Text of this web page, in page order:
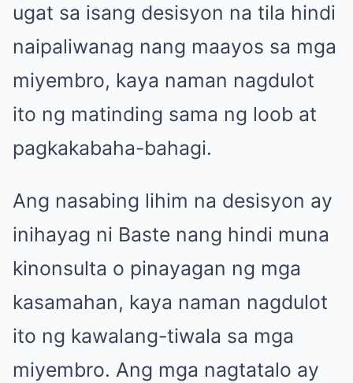
ugat sa isang desisyon na tila hindi
naipaliwanag nang maayos sa mga
miyembro, kaya naman nagdulot
ito ng matinding sama ng loob at
pagkakabaha-bahagi.
Ang nasabing lihim na desisyon ay
inihayag ni Baste nang hindi muna
kinonsulta o pinayagan ng mga
kasamahan, kaya naman nagdulot
ito ng kawalang-tiwala sa mga
miyembro. Ang mga nagtatalo ay